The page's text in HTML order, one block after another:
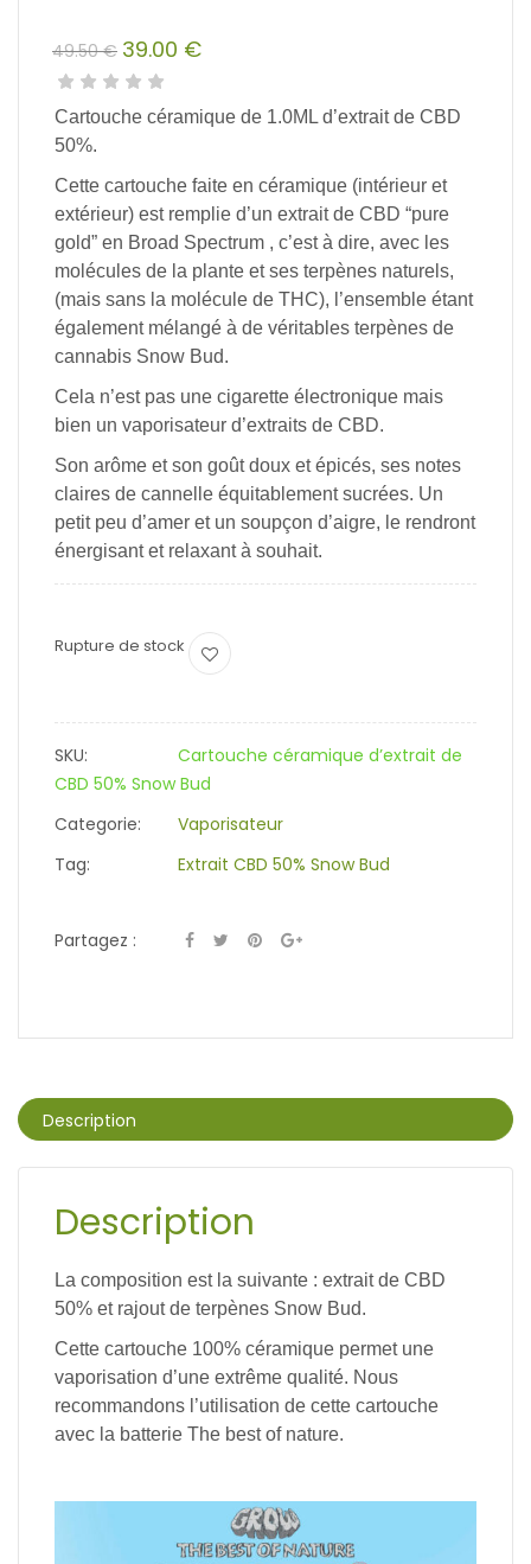
49.50€
Le
prix
initial
49.50 €.
39.00 €
Le
prix
actuel
39.00 €.
Cartouche céramique de 1.0ML d’extrait de CBD
50%.
Cette cartouche faite en céramique (intérieur et
extérieur) est remplie d’un extrait de CBD “pure
gold” en Broad Spectrum , c’est à dire, avec les
molécules de la plante et ses terpènes naturels,
(mais sans la molécule de THC), l’ensemble étant
également mélangé à de véritables terpènes de
cannabis Snow Bud.
Cela n’est pas une cigarette électronique mais
bien un vaporisateur d’extraits de CBD.
Son arôme et son goût doux et épicés, ses notes
claires de cannelle équitablement sucrées. Un
petit peu d’amer et un soupçon d’aigre, le rendront
énergisant et relaxant à souhait.
Rupture de stock
SKU:
Cartouche céramique d’extrait de
CBD 50% Snow Bud
Categorie:
Vaporisateur
Tag:
Extrait CBD 50% Snow Bud
Partagez :
Description
Description
La composition est la suivante : extrait de CBD
50% et rajout de terpènes Snow Bud.
Cette cartouche 100% céramique permet une
vaporisation d’une extrême qualité. Nous
recommandons l’utilisation de cette cartouche
avec la batterie The best of nature.